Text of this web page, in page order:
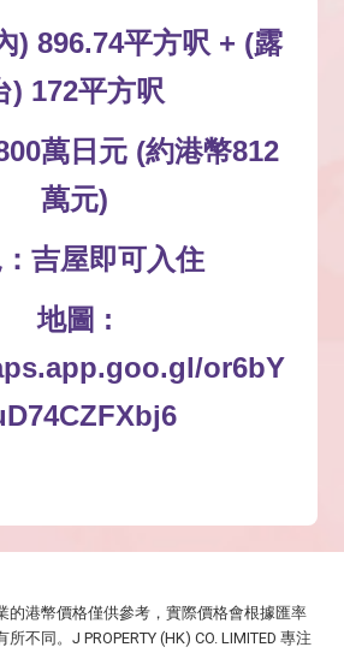
) 896.74平方呎 + (露
) 172平方呎
萬日元 (約港幣812
萬元)
吉屋即可入住
地圖 :
or6bY
的港幣價格僅供參考，實際價格會根據匯率
所不同。J PROPERTY (HK) CO. LIMITED 專注